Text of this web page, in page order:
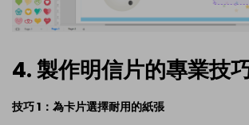
4. 製作明信片的專業技
技巧 1：為卡片選擇耐用的紙張